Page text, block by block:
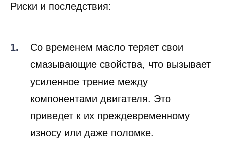
Риски и последствия:
Со временем масло теряет свои
смазывающие свойства, что вызывает
усиленное трение между
компонентами двигателя. Это
приведет к их преждевременному
износу или даже поломке.